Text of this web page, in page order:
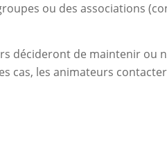
ou des associations
décideront de maintenir ou
cas, les animateurs